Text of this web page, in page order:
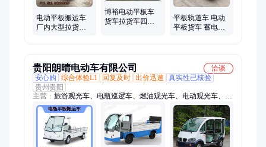
电动平板搬运车
厂内大型拉货车
博裕电动平板车
货车拉货车四轮
平板轨道车 电动
平板货车 蓄电池
贵阳朗晴电动车有限公司
洽谈
安心购
综合体验L1 回复及时 出价迅速
真实性已核验
贵州贵阳
主营： 旅游观光车、电瓶巡逻车、燃油观光车、电动观光车、电
动巡逻车、电动老爷车、电动会所车、四轮电动车、电动高尔夫
球车、电动观光车维修、电动巡逻车维修、电动载货车、五菱电
动观光车、五菱电动巡逻车、燃油巡逻车、内燃观光车、电瓶观
光车、游览观光车、五菱燃油观光车